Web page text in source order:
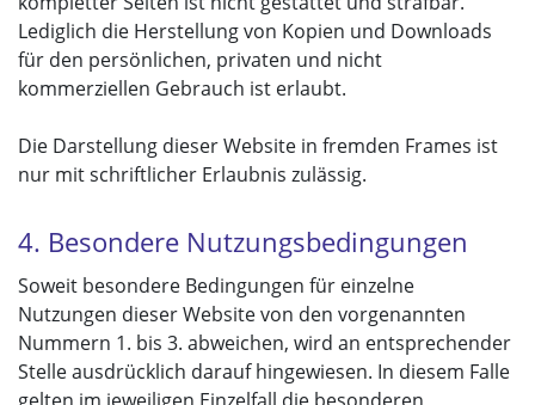
Lediglich die Herstellung von Kopien und Downloads
für den persönlichen, privaten und nicht
kommerziellen Gebrauch ist erlaubt.
Die Darstellung dieser Website in fremden Frames ist
nur mit schriftlicher Erlaubnis zulässig.
4. Besondere Nutzungsbedingungen
Soweit besondere Bedingungen für einzelne
Nutzungen dieser Website von den vorgenannten
Nummern 1. bis 3. abweichen, wird an entsprechender
Stelle ausdrücklich darauf hingewiesen. In diesem Falle